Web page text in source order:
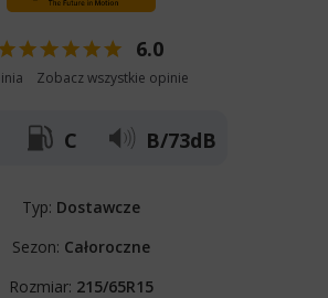
6.0
Zobacz wszystkie opinie
C B/73dB
Typ: Dostawcze
Sezon: Całoroczne
Rozmiar: 215/65R15